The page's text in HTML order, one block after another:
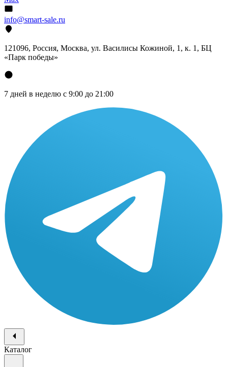
info@smart-sale.ru
121096, Россия, Москва, ул. Василисы Кожиной, 1, к. 1, БЦ
«Парк победы»
7 дней в неделю с 9:00 до 21:00
Каталог